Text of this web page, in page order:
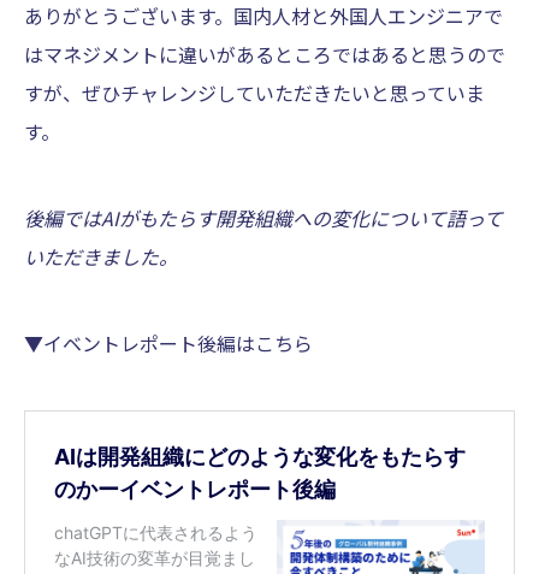
ありがとうございます。国内人材と外国人エンジニアで
はマネジメントに違いがあるところではあると思うので
すが、ぜひチャレンジしていただきたいと思っていま
す。
後編ではAIがもたらす開発組織への変化について語って
いただきました。
▼イベントレポート後編はこちら